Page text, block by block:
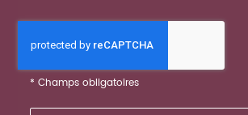
*Champs obligatoires